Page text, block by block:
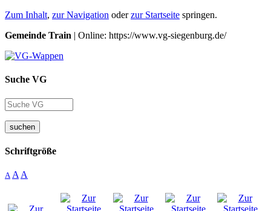
Zum Inhalt, zur Navigation oderzur Startseite springen.
Gemeinde Train | Online: https://www.vg-siegenburg.de/
Suche VG
suchen
Schriftgröße
A A A